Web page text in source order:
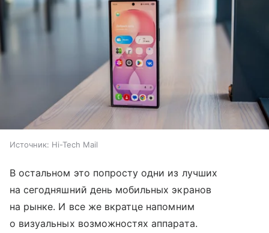
Источник: Hi-Tech Mail
В остальном это попросту одни из лучших
на сегодняшний день мобильных экранов
на рынке. И все же вкратце напомним
о визуальных возможностях аппарата.